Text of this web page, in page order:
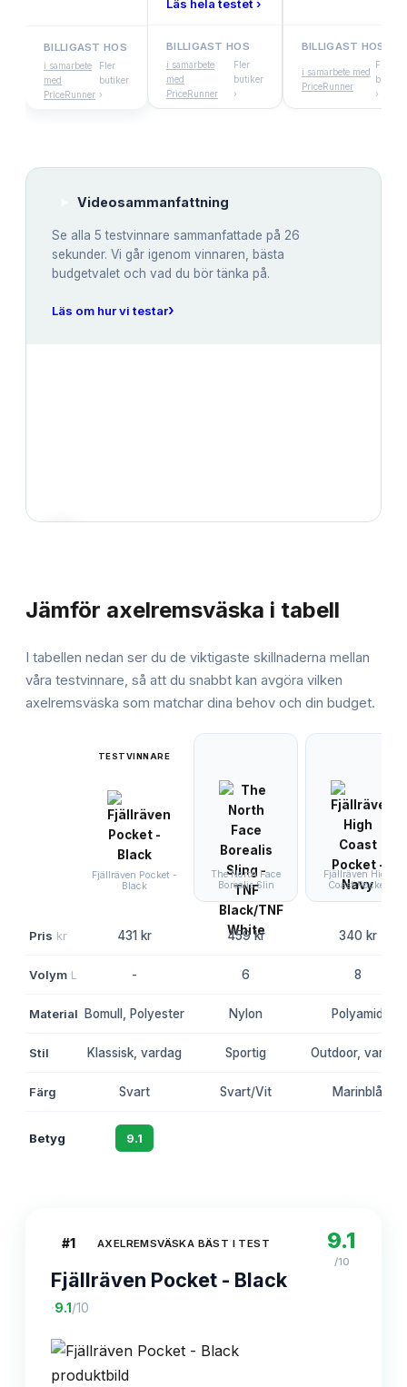
BILLIGAST HOS
i samarbete
med
PriceRunner
Fler
butiker
›
Läs hela testet ›
BILLIGAST HOS
i samarbete
med
PriceRunner
Fler
butiker
›
BILLIGAST HOS
i samarbete med
PriceRunner
Fler
butiker
›
Videosammanfattning
Se alla 5 testvinnare sammanfattade på 26
sekunder. Vi går igenom vinnaren, bästa
budgetvalet och vad du bör tänka på.
Läs om hur vi testar›
Jämför axelremsväska i tabell
I tabellen nedan ser du de viktigaste skillnaderna mellan
våra testvinnare, så att du snabbt kan avgöra vilken
axelremsväska som matchar dina behov och din budget.
TESTVINNARE
Fjällräven Pocket -
Black
The North Face
Borealis Slin
Fjällräven High
Coast Pocket
Pris kr 431 kr 459 kr 340 kr
Volym L - 6 8
Material Bomull, Polyester Nylon Polyamid
Stil Klassisk, vardag Sportig Outdoor, vardag
Färg Svart Svart/Vit Marinblå
Betyg 9.1
#1 AXELREMSVÄSKA BÄST I TEST
Fjällräven Pocket - Black
·9.1 /10
9.1
/10